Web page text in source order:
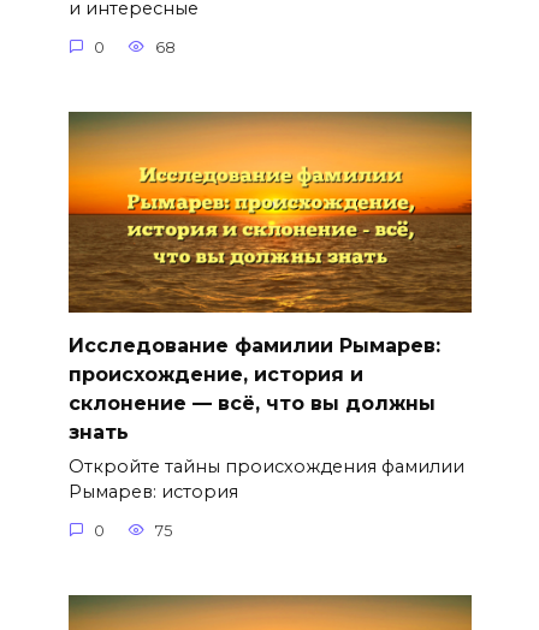
и интересные
0 68
Исследование фамилии Рымарев:
происхождение, история и
склонение — всё, что вы должны
знать
Откройте тайны происхождения фамилии
Рымарев: история
0 75